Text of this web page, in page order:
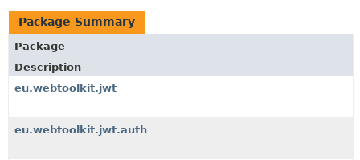
USE
DEPRECATED
INDEX
Package Summary
Package
Description
eu.webtoolkit.jwt
eu.webtoolkit.jwt.auth